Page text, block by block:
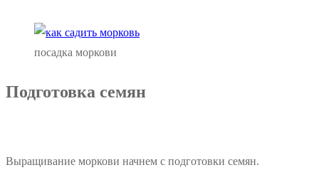
посадка моркови
Подготовка семян
Выращивание моркови начнем с подготовки семян.